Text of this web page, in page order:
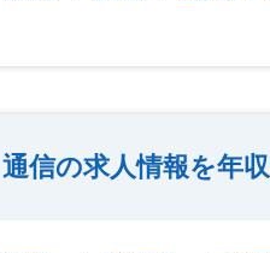
信の求人情報を年